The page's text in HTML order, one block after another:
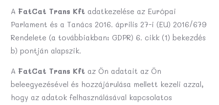
A FatCat Trans Kft adatkezelése az Európai
Parlament és a Tanács 2016. április 27-i (EU) 2016/679
Rendelete (a továbbiakban: GDPR) 6. cikk (1) bekezdés
b) pontján alapszik.
A FatCat Trans Kft az Ön adatait az Ön
beleegyezésével és hozzájárulása mellett kezeli azzal,
hogy az adatok felhasználásával kapcsolatos